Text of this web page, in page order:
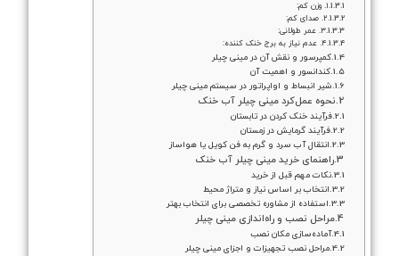
۱. وزن کم:
۲. صدای کم:
۳. عمر طولانی:
۴. عدم نیاز به برج خنک کننده:
کمپرسور و نقش آن در مینی چیلر
کندانسور و اهمیت آن
شیر انبساط و اواپراتور در سیستم مینی چیلر
نحوه عمل‌کرد مینی چیلر آب خنک
فرآیند خنک کردن در تابستان
فرآیند گرمایش در زمستان
انتقال آب سرد و گرم به فن کویل یا هواساز
راهنمای خرید مینی چیلر آب خنک
نکات مهم قبل از خرید
انتخاب بر اساس نیاز و متراژ محیط
استفاده از مشاوره تخصصی برای انتخاب بهتر
مراحل نصب و راه‌اندازی مینی چیلر
آماده‌سازی مکان نصب
مراحل نصب تجهیزات و اجزای مینی چیلر